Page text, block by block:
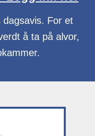
dagsavis. For et
å ta på alvor,